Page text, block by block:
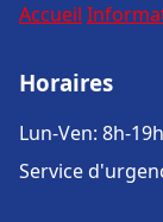
Accueil
Horaires
Lun-Ven: 8h-19h
Service